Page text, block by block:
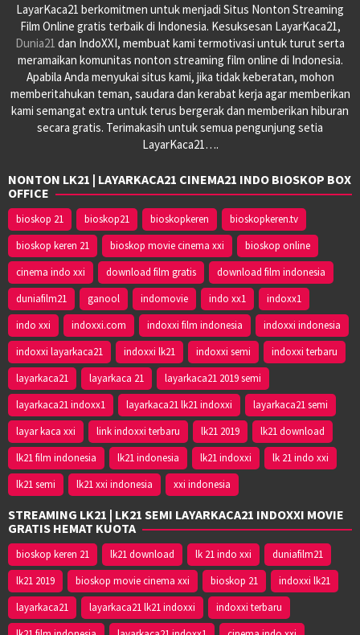
LayarKaca21 berkomitmen untuk menjadi Situs Nonton Streaming
Film Online gratis terbaik di Indonesia. Kesuksesan LayarKaca21,
Dunia21 dan IndoXXI, membuat kami termotivasi untuk turut serta
meramaikan komunitas nonton streaming film online di Indonesia.
Apabila Anda menyukai situs kami, jika tidak keberatan, mohon
memberitahukan teman, saudara dan kerabat kerja agar memberikan
kami semangat extra untuk terus bergerak dan memberikan hiburan
secara gratis. Terimakasih untuk semua pengunjung setia
LayarKaca21….
NONTON LK21 | LAYARKACA21 CINEMA21 INDO BIOSKOP BOX
OFFICE
bioskop 21 bioskop21 bioskopkeren
bioskopkeren.tv
bioskop keren 21
bioskop movie cinema xxi
bioskop online
cinema indo xxi
download film gratis
download film indonesia
duniafilm21
ganool indomovie indo xx1
indoxx1
indo xxi
indoxxi.com indoxxi film indonesia
indoxxi indonesia
indoxxi layarkaca21
indoxxi lk21 indoxxi semi
indoxxi terbaru
layarkaca21
layarkaca 21
layarkaca21 2019 semi
layarkaca21 indoxx1
layarkaca21 lk21 indoxxi
layarkaca21 semi
layar kaca xxi
link indoxxi terbaru lk21 2019
lk21 download
lk21 film indonesia
lk21 indonesia lk21 indoxxi
lk 21 indo xxi
lk21 semi
lk21 xxi indonesia xxi indonesia
STREAMING LK21 | LK21 SEMI LAYARKACA21 INDOXXI MOVIE
GRATIS HEMAT KUOTA
bioskop keren 21 lk21 download lk 21 indo xxi
duniafilm21
lk21 2019
bioskop movie cinema xxi bioskop 21
indoxxi lk21
layarkaca21
layarkaca21 lk21 indoxxi
indoxxi terbaru